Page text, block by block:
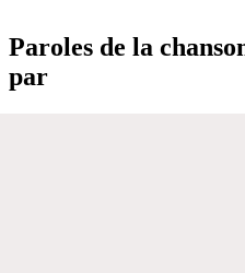
Paroles de la
par